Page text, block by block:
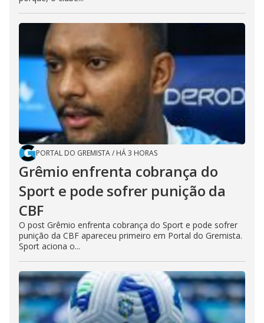
PORTAL DO GREMISTA/ HÁ 3 HORAS
Grêmio enfrenta cobrança do
Sport e pode sofrer punição da
CBF
O post Grêmio enfrenta cobrança do Sport e pode sofrer
punição da CBF apareceu primeiro em Portal do Gremista.
Sport aciona o...